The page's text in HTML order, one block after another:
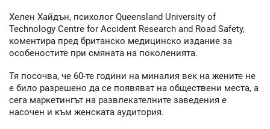
Хелен Хайдън, психолог Queensland University of
Technology Centre for Accident Research and Road Safety,
коментира пред британско медицинско издание за
особеностите при смяната на поколенията.
Тя посочва, че 60-те години на миналия век на жените не
е било разрешено да се появяват на обществени места, а
сега маркетингът на развлекателните заведения е
насочен и към женската аудитория.